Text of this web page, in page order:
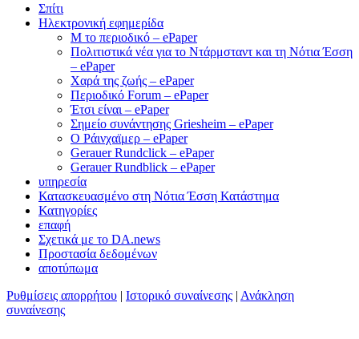
Σπίτι
Ηλεκτρονική εφημερίδα
M το περιοδικό – ePaper
Πολιτιστικά νέα για το Ντάρμσταντ και τη Νότια Έσση
– ePaper
Χαρά της ζωής – ePaper
Περιοδικό Forum – ePaper
Έτσι είναι – ePaper
Σημείο συνάντησης Griesheim – ePaper
Ο Ράινχαϊμερ – ePaper
Gerauer Rundclick – ePaper
Gerauer Rundblick – ePaper
υπηρεσία
Κατασκευασμένο στη Νότια Έσση Κατάστημα
Κατηγορίες
επαφή
Σχετικά με το DA.news
Προστασία δεδομένων
αποτύπωμα
Ρυθμίσεις απορρήτου | Ιστορικό συναίνεσης | Ανάκληση
συναίνεσης